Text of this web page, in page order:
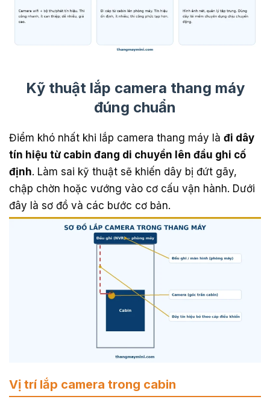
Kỹ thuật lắp camera thang máy
đúng chuẩn
Điểm khó nhất khi lắp camera thang máy là đi dây
tín hiệu từ cabin đang di chuyển lên đầu ghi cố
định. Làm sai kỹ thuật sẽ khiến dây bị đứt gãy,
chập chờn hoặc vướng vào cơ cấu vận hành. Dưới
đây là sơ đồ và các bước cơ bản.
Vị trí lắp camera trong cabin